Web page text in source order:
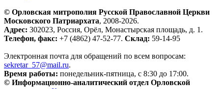
© Орловская митрополия Русской Православной Церкви
Московского Патриархата, 2008-2026.
Адрес: 302023, Россия, Орёл, Монастырская площадь, д. 1.
Телефон, факс: +7 (4862) 47-52-77. Склад: 59-14-95
Электронная почта для обращений по всем вопросам:
sekretar_57@mail.ru.
Время работы: понедельник-пятница, с 8:30 до 17:00.
© Информационно-аналитический отдел Орловской